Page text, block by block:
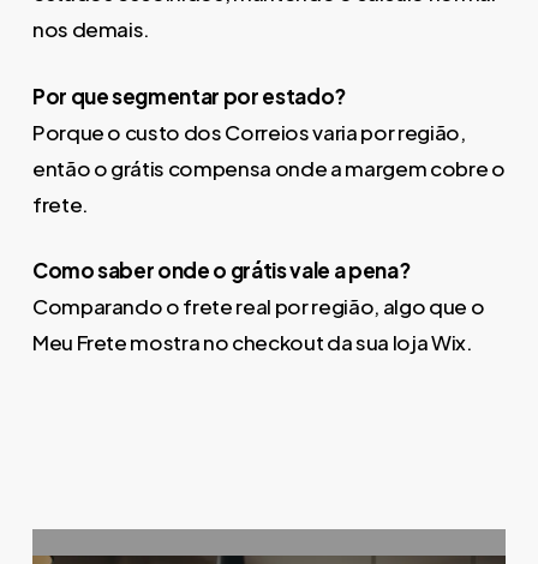
nos demais.
Por que segmentar por estado?
Porque o custo dos Correios varia por região,
então o grátis compensa onde a margem cobre o
frete.
Como saber onde o grátis vale a pena?
Comparando o frete real por região, algo que o
Meu Frete mostra no checkout da sua loja Wix.